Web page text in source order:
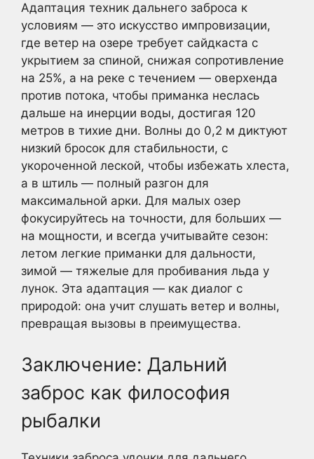
Адаптация техник дальнего заброса к
условиям — это искусство импровизации,
где ветер на озере требует сайдкаста с
укрытием за спиной, снижая сопротивление
на 25%, а на реке с течением — оверхенда
против потока, чтобы приманка неслась
дальше на инерции воды, достигая 120
метров в тихие дни. Волны до 0,2 м диктуют
низкий бросок для стабильности, с
укороченной леской, чтобы избежать хлеста,
а в штиль — полный разгон для
максимальной арки. Для малых озер
фокусируйтесь на точности, для больших —
на мощности, и всегда учитывайте сезон:
летом легкие приманки для дальности,
зимой — тяжелые для пробивания льда у
лунок. Эта адаптация — как диалог с
природой: она учит слушать ветер и волны,
превращая вызовы в преимущества.
Заключение: Дальний
заброс как философия
рыбалки